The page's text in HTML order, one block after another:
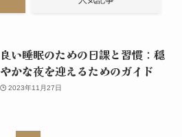
良い睡眠のための日課と習慣：穏
やかな夜を迎えるためのガイド
2023年11月27日